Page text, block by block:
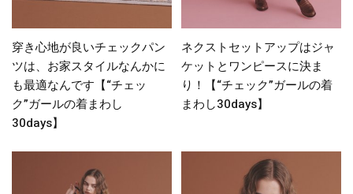
穿き心地が良いチェックパン
ツは、お家スタイルなんかに
も最適なんです【“チェッ
ク”ガールの着まわし
30days】
ネクストセットアップはジャ
ケットとワンピースに決ま
り！【“チェック”ガールの着
まわし30days】